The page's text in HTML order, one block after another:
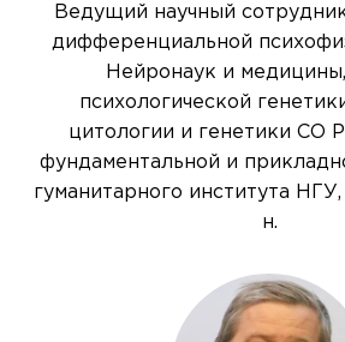
Ведущий научный
дифференциальной
Нейронаук и медицины,
психологической
цитологии и генетики СО
фундаментальной и
гуманитарного института НГУ,
н.